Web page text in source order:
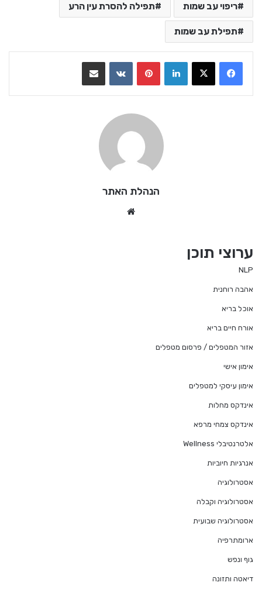
ריפוי עב שמות תפילה להסרת עין הרע
תפילת עב שמות
LinkedIn
VKontakte
הנהלת האתר
ערוצי תוכן
NLP
אהבה רוחנית
אוכל בריא
אורח חיים בריא
אזור המטפלים / פרסום מטפלים
אימון אישי
אימון עיסקי למטפלים
אינדקס מחלות
אינדקס צמחי מרפא
אלטרנטיבלי Wellness
אנרגיות חיוביות
אסטרולוגיה
אסטרולוגיה וקבלה
אסטרולוגיה שבועית
ארומתרפיה
גוף ונפש
דיאטה ותזונה